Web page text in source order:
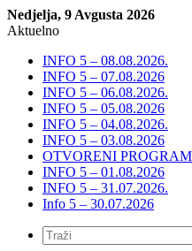
Nedjelja, 9 Avgusta 2026
Aktuelno
INFO 5 – 08.08.2026.
INFO 5 – 07.08.2026
INFO 5 – 06.08.2026.
INFO 5 – 05.08.2026
INFO 5 – 04.08.2026.
INFO 5 – 03.08.2026
OTVORENI PROGRAM
INFO 5 – 01.08.2026
INFO 5 – 31.07.2026.
Info 5 – 30.07.2026